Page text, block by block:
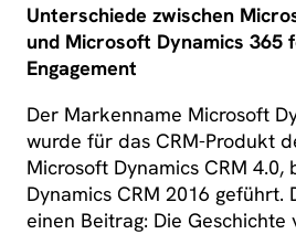
Unterschiede zwischen
und Microsoft Dynamics 365
Engagement
Der Markenname Microsoft
wurde für das CRM-Produkt
Microsoft Dynamics CRM 4.0,
Dynamics CRM 2016 geführt.
einen Beitrag: Die Geschichte